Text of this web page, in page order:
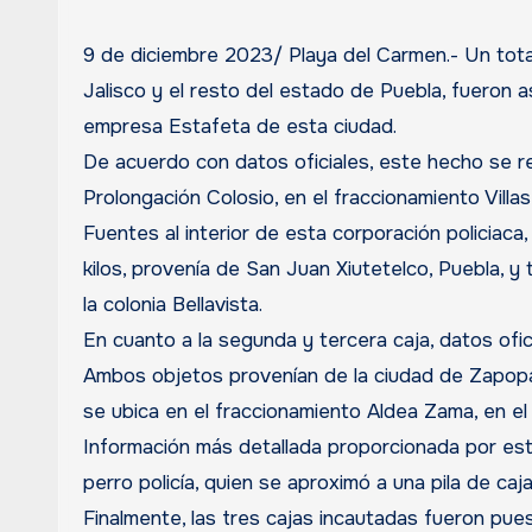
9 de diciembre 2023/ Playa del Carmen.- Un
Jalisco y el resto del estado de Puebla, fueron
empresa Estafeta de esta ciudad.
De acuerdo con datos oficiales, este hecho se
Prolongación Colosio, en el fraccionamiento
Fuentes al interior de esta corporación
kilos, provenía de San Juan Xiutetelco, Puebla,
la colonia Bellavista.
En cuanto a la segunda y tercera caja, datos
Ambos objetos provenían de la ciudad de
se ubica en el fraccionamiento Aldea Zama, en el
Información más detallada proporcionada por
perro policía, quien se aproximó a una pila de
Finalmente, las tres cajas incautadas fueron